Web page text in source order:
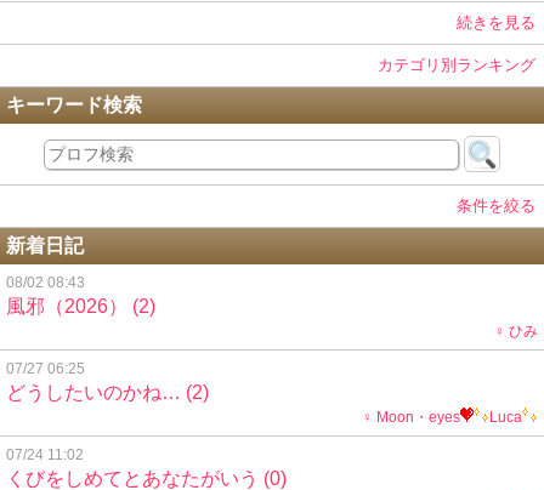
続きを見る
カテゴリ別ランキング
キーワード検索
条件を絞る
新着日記
08/02 08:43
風邪（2026） (2)
♀ ひみ
07/27 06:25
どうしたいのかね… (2)
♀ Moon・eyes Luca
07/24 11:02
くびをしめてとあなたがいう (0)